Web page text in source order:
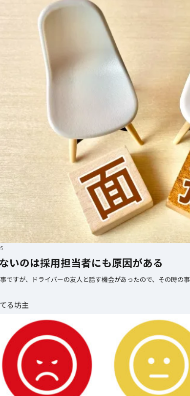
に
アイデア
4月 17, 2025
リソースを上手に使おう。
いのは採用担当者にも原因がある
ですが、ドライバーの友人と話す機会があったので、その時の
る坊主